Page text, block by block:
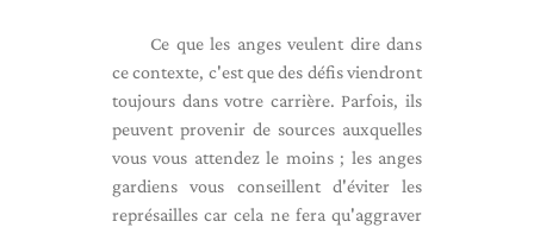
Ce que les anges veulent dire dans
ce contexte, c'est que des défis viendront
toujours dans votre carrière. Parfois, ils
peuvent provenir de sources auxquelles
vous vous attendez le moins ; les anges
gardiens vous conseillent d'éviter les
représailles car cela ne fera qu'aggraver